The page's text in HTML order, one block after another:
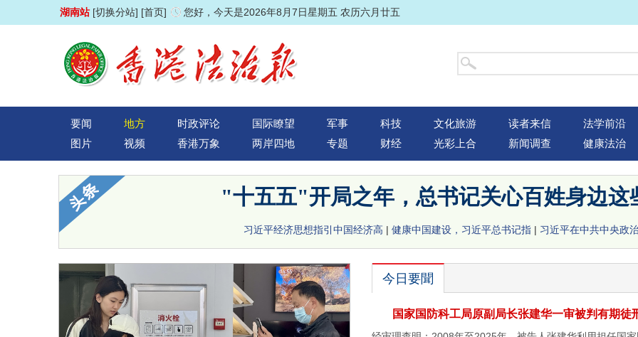
湖南站 [切换分站] [首页] 您好，今天是2026年8月7日星期五 农历六月廿五
要闻 地方 时政评论 国际瞭望 军事 科技 文化旅游 读者来信
法学前沿
图片
视频 香港万象 两岸四地 专题 财经 光彩上合 新闻调查 健康法治
"十五五"开局之年，总书记关心百姓身边这
习近平经济思想指引中国经济高 | 健康中国建设，习近平总书记指 | 习近平在中共中央政
今日要聞
国家国防科工局原副局长张建华一审被判有期徒